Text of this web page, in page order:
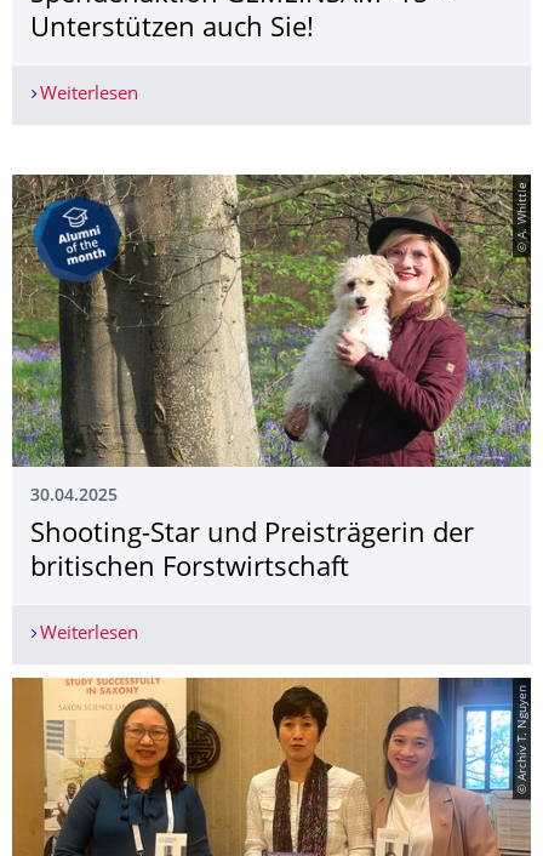
Unterstützen auch Sie!
Weiterlesen
© A. Whittle
30.04.2025
Shooting-Star und Preisträgerin der
britischen Forstwirtschaft
Weiterlesen
© Archiv T. Nguyen